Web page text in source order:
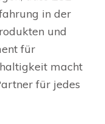
in der
und
für
macht
für jedes